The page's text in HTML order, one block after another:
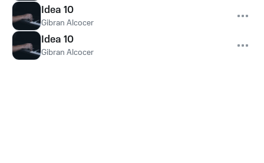
Idea 10
Gibran Alcocer
Idea 10
Gibran Alcocer